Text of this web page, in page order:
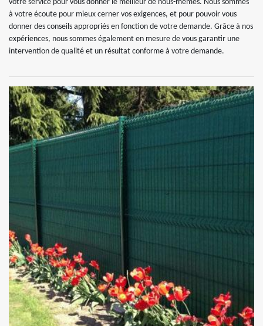
votre service pour vous donner le meilleur de nous-mêmes. Nous sommes
à votre écoute pour mieux cerner vos exigences, et pour pouvoir vous
donner des conseils appropriés en fonction de votre demande. Grâce à nos
expériences, nous sommes également en mesure de vous garantir une
intervention de qualité et un résultat conforme à votre demande.